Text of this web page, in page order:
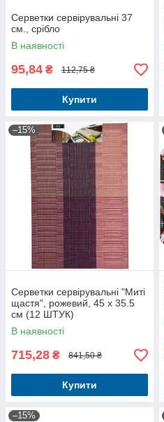
Серветки сервірувальні 37
см., срібло
В наявності
95,84 ₴ 112,75 ₴
Купити
–15%
Серветки сервірувальні "Миті
щастя", рожевий, 45 х 35.5
см (12 ШТУК)
В наявності
715,28 ₴ 841,50 ₴
Купити
–15%